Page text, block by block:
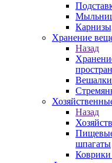
Хранение
Назад
Назад
Пищевые
шпагаты